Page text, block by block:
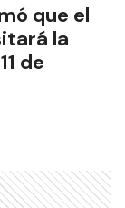
que el
la
de